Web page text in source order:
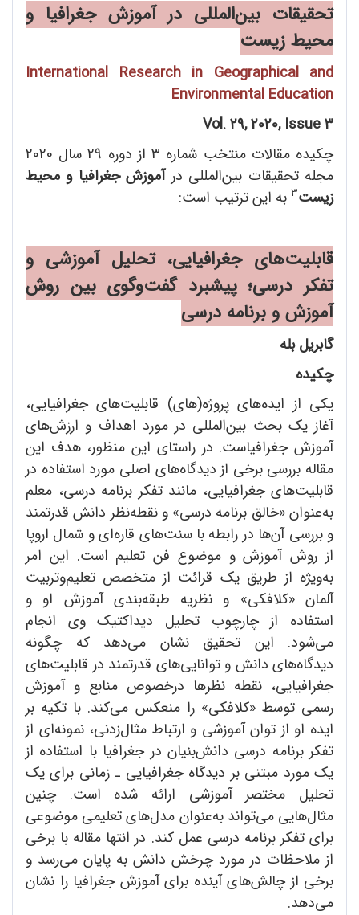
تحقیقات بینالمللی در آموزش جغرافیا و
محیط زیست
International Research in Geographical and
Environmental Education
Vol. 29, 2020, Issue 3
چکیده مقالات منتخب شماره‌ 3 از دوره 29 سال 2020
مجله تحقیقات بین‌المللی درآموزش جغرافیا و محیط
زیست3 به این ترتیب است:
قابلیتهای جغرافیایی، تحلیل آموزشی و
تفکر درسی؛ پیشبرد گفتوگوی بین روش
آموزش و برنامه درسی
گابریل بله
چکیده
یکی از ایده‌های پروژه‌(های) قابلیت‌های جغرافیایی،
آغاز یک بحث بین‌المللی در مورد اهداف و ارزش‌های
آموزش جغرافیاست. در راستای این منظور، هدف این
مقاله بررسی برخی از دیدگاه‌های اصلی مورد استفاده در
قابلیت‌های جغرافیایی، مانند تفکر برنامه درسی، معلم
به‌عنوان «خالق برنامه درسی» و نقطه‌نظر دانش قدرتمند
و بررسی آن‌ها در رابطه با سنت‌های قاره‌ای و شمال اروپا
از روش آموزش و موضوع فن تعلیم است. این امر
به‌ویژه از طریق یک قرائت از متخصص تعلیم‌وتربیت
آلمان «کلافکی» و نظریه طبقه‌بندی آموزش او و
استفاده از چارچوب تحلیل دیداکتیک وی انجام
می‌شود. این تحقیق نشان می‌دهد که چگونه
دیدگاه‌های دانش و توانایی‌های قدرتمند در قابلیت‌های
جغرافیایی، نقطه نظرها درخصوص منابع و آموزش
رسمی توسط «کلافکی» را منعکس می‌کند. با تکیه بر
ایده او از توان آموزشی و ارتباط مثال‌زدنی، نمونه‌ای از
تفکر برنامه‌ درسی دانش‌بنیان در جغرافیا با استفاده از
یک مورد مبتنی بر دیدگاه جغرافیایی ـ زمانی برای یک
تحلیل مختصر آموزشی ارائه شده است. چنین
مثال‌هایی می‌تواند به‌عنوان مدل‌های تعلیمی موضوعی
برای تفکر برنامه درسی عمل کند. در انتها مقاله با برخی
از ملاحظات در مورد چرخش دانش به پایان می‌رسد و
برخی از چالش‌های آینده برای آموزش جغرافیا را نشان
می‌دهد.